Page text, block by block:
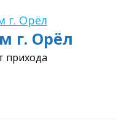
г. Орёл
прихода